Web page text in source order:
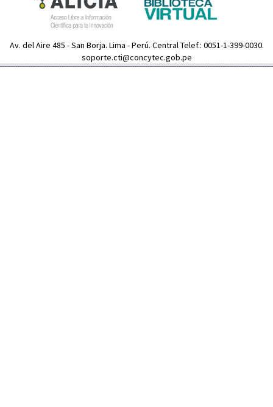
Av. del Aire 485 - San Borja. Lima - Perú. Central Telef.: 0051-1-399-0030.
soporte.cti@concytec.gob.pe